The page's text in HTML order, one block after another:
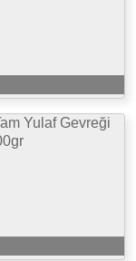
Yulaf Gevreği